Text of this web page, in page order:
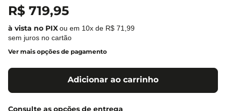
R$ 719,95
ou em 10x de R$ 71 99
sem juros no cartão
Ver mais opções de pagamento
Adicionar ao carrinho